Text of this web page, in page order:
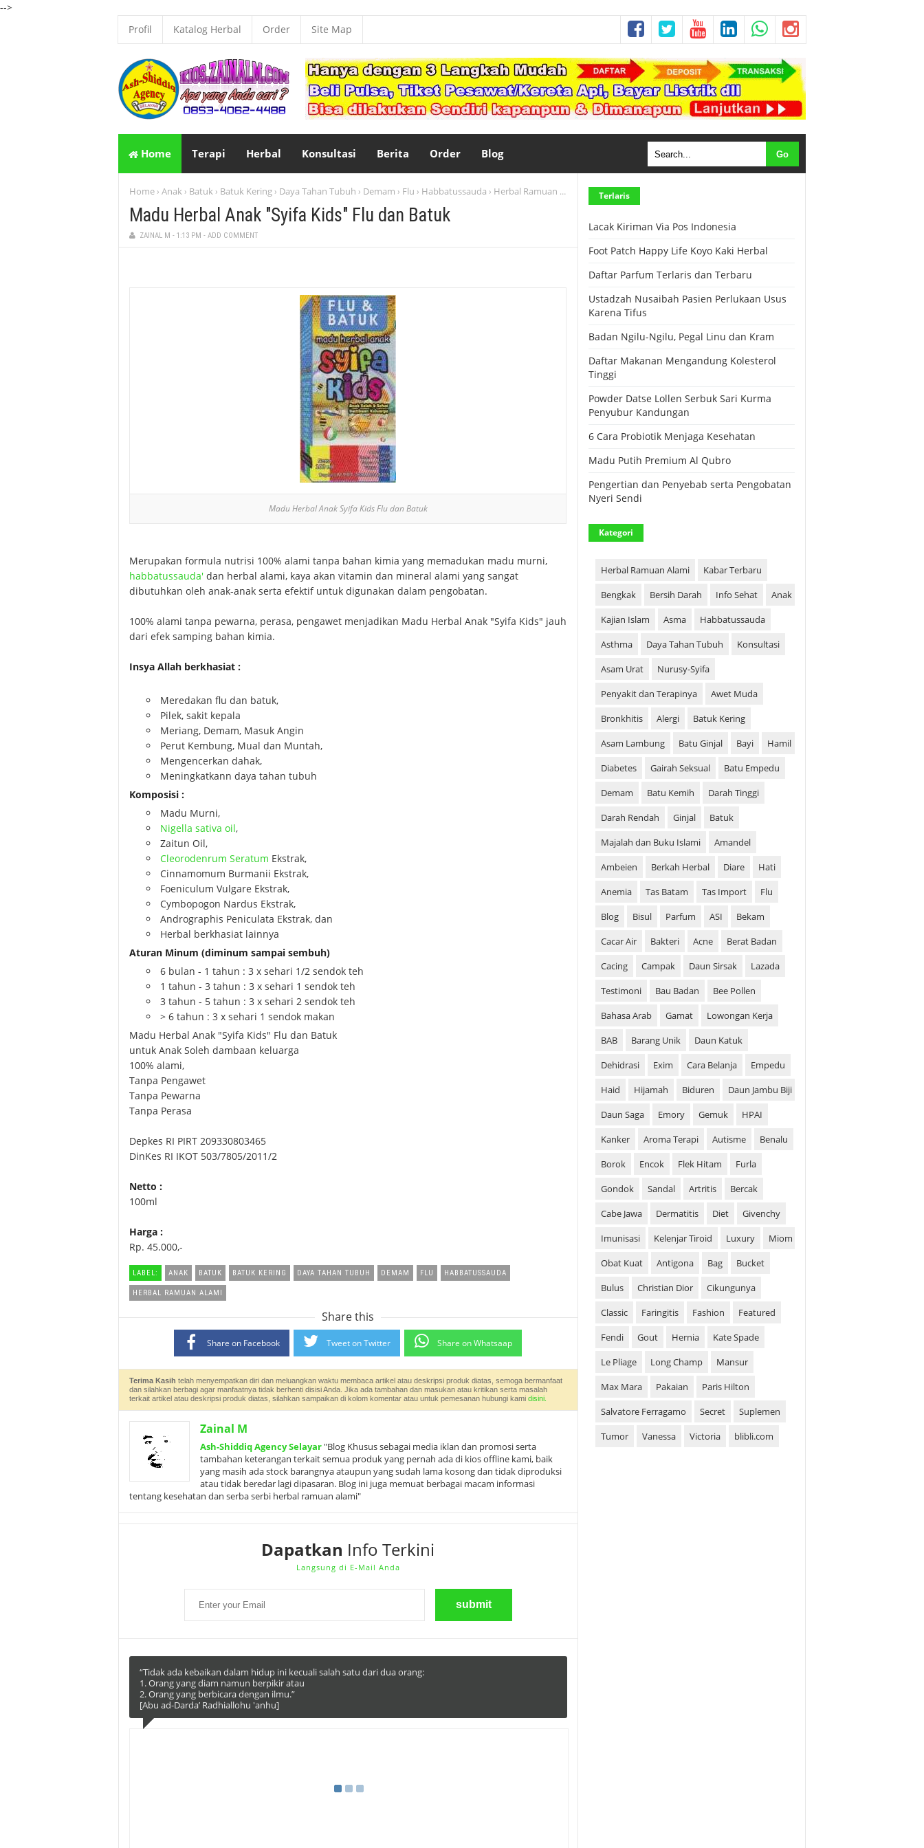
-->
Profil
Katalog Herbal Order Site Map
Home Terapi Herbal Konsultasi Berita Order Blog
Home › Anak › Batuk › Batuk Kering › Daya Tahan Tubuh › Demam › Flu › Habbatussauda › Herbal Ramuan Alami Madu Herbal Anak "Syifa Kids" Flu dan Batuk
Madu Herbal Anak "Syifa Kids" Flu dan Batuk
ZAINAL M - 1:13 PM - ADD COMMENT
Madu Herbal Anak Syifa Kids Flu dan Batuk
Merupakan formula nutrisi 100% alami tanpa bahan kimia yang memadukan madu murni,
habbatussauda' dan herbal alami, kaya akan vitamin dan mineral alami yang sangat
dibutuhkan oleh anak-anak serta efektif untuk digunakan dalam pengobatan.
100% alami tanpa pewarna, perasa, pengawet menjadikan Madu Herbal Anak "Syifa Kids" jauh
dari efek samping bahan kimia.
Insya Allah berkhasiat :
Meredakan flu dan batuk,
Pilek, sakit kepala
Meriang, Demam, Masuk Angin
Perut Kembung, Mual dan Muntah,
Mengencerkan dahak,
Meningkatkann daya tahan tubuh
Komposisi :
Madu Murni,
Nigella sativa oil,
Zaitun Oil,
Cleorodenrum Seratum Ekstrak,
Cinnamomum Burmanii Ekstrak,
Foeniculum Vulgare Ekstrak,
Cymbopogon Nardus Ekstrak,
Andrographis Peniculata Ekstrak, dan
Herbal berkhasiat lainnya
Aturan Minum (diminum sampai sembuh)
6 bulan - 1 tahun : 3 x sehari 1/2 sendok teh
1 tahun - 3 tahun : 3 x sehari 1 sendok teh
3 tahun - 5 tahun : 3 x sehari 2 sendok teh
> 6 tahun : 3 x sehari 1 sendok makan
Madu Herbal Anak "Syifa Kids" Flu dan Batuk
untuk Anak Soleh dambaan keluarga
100% alami,
Tanpa Pengawet
Tanpa Pewarna
Tanpa Perasa
Depkes RI PIRT 209330803465
DinKes RI IKOT 503/7805/2011/2
Netto :
100ml
Harga :
Rp. 45.000,-
LABEL: ANAK BATUK BATUK KERING DAYA TAHAN TUBUH DEMAM FLU HABBATUSSAUDA
HERBAL RAMUAN ALAMI
Share this
Share on Facebook Tweet on Twitter Share on Whatsaap
Terima Kasih telah menyempatkan diri dan meluangkan waktu membaca artikel atau deskripsi produk diatas, semoga bermanfaat
dan silahkan berbagi agar manfaatnya tidak berhenti disisi Anda. Jika ada tambahan dan masukan atau kritikan serta masalah
terkait artikel atau deskripsi produk diatas, silahkan sampaikan di kolom komentar atau untuk pemesanan hubungi kami disini.
Zainal M
Ash-Shiddiq Agency Selayar"Blog Khusus sebagai media iklan dan promosi serta
tambahan keterangan terkait semua produk yang pernah ada di kios offline kami, baik
yang masih ada stock barangnya ataupun yang sudah lama kosong dan tidak diproduksi
atau tidak beredar lagi dipasaran. Blog ini juga memuat berbagai macam informasi
tentang kesehatan dan serba serbi herbal ramuan alami"
Dapatkan Info Terkini
Langsung di E-Mail Anda
“Tidak ada kebaikan dalam hidup ini kecuali salah satu dari dua orang:
1. Orang yang diam namun berpikir atau
2. Orang yang berbicara dengan ilmu.”
[Abu ad-Darda’ Radhiallohu 'anhu]
Terlaris
Lacak Kiriman Via Pos Indonesia
Foot Patch Happy Life Koyo Kaki Herbal
Daftar Parfum Terlaris dan Terbaru
Ustadzah Nusaibah Pasien Perlukaan Usus
Karena Tifus
Badan Ngilu-Ngilu, Pegal Linu dan Kram
Daftar Makanan Mengandung Kolesterol
Tinggi
Powder Datse Lollen Serbuk Sari Kurma
Penyubur Kandungan
6 Cara Probiotik Menjaga Kesehatan
Madu Putih Premium Al Qubro
Pengertian dan Penyebab serta Pengobatan
Nyeri Sendi
Kategori
Herbal Ramuan Alami
Kabar Terbaru
Bengkak
Bersih Darah Info Sehat
Anak
Kajian Islam
Asma
Habbatussauda
Asthma
Daya Tahan Tubuh
Konsultasi
Asam Urat
Nurusy-Syifa
Penyakit dan Terapinya
Awet Muda
Bronkhitis
Alergi
Batuk Kering
Asam Lambung
Batu Ginjal Bayi
Hamil
Diabetes
Gairah Seksual
Batu Empedu
Demam
Batu Kemih
Darah Tinggi
Darah Rendah
Ginjal
Batuk
Majalah dan Buku Islami
Amandel
Ambeien
Berkah Herbal Diare
Hati
Anemia
Tas Batam Tas Import
Flu
Blog
Bisul Parfum ASI
Bekam
Cacar Air
Bakteri Acne
Berat Badan
Cacing
Campak Daun Sirsak
Lazada
Testimoni
Bau Badan
Bee Pollen
Bahasa Arab
Gamat
Lowongan Kerja
BAB
Barang Unik
Daun Katuk
Dehidrasi
Exim Cara Belanja
Empedu
Haid
Hijamah Biduren
Daun Jambu Biji
Daun Saga
Emory Gemuk
HPAI
Kanker
Aroma Terapi Autisme
Benalu
Borok
Encok Flek Hitam
Furla
Gondok
Sandal Artritis
Bercak
Cabe Jawa
Dermatitis Diet
Givenchy
Imunisasi
Kelenjar Tiroid Luxury
Miom
Obat Kuat
Antigona Bag
Bucket
Bulus
Christian Dior
Cikungunya
Classic
Faringitis Fashion
Featured
Fendi
Gout Hernia
Kate Spade
Le Pliage
Long Champ
Mansur
Max Mara
Pakaian
Paris Hilton
Salvatore Ferragamo
Secret
Suplemen
Tumor
Vanessa Victoria blibli.com